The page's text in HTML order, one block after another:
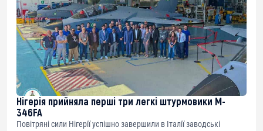
Нігерія прийняла перші три легкі штурмовики M-
346FA
Повітряні сили Нігерії успішно завершили в Італії заводські